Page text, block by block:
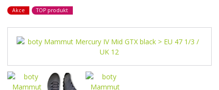
Akce TOP produkt